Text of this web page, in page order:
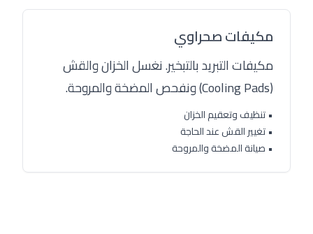
مكيفات صحراوي
مكيفات التبريد بالتبخير. نغسل الخزان والقش
(Cooling Pads) ونفحص المضخة والمروحة.
• تنظيف وتعقيم الخزان
• تغيير القش عند الحاجة
• صيانة المضخة والمروحة